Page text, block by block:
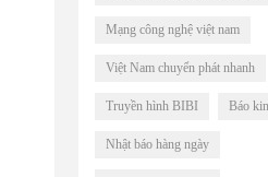
Mạng công nghệ việt nam
Việt Nam chuyển phát nhanh
Truyền hình BIBI Báo
Nhật báo hàng ngày